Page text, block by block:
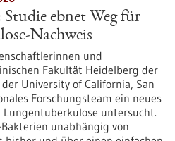
ebnet Weg für
Nachweis
und
Fakultät Heidelberg der
University of California, San
Forschungsteam ein neues
Lungentuberkulose untersucht.
unabhängig von